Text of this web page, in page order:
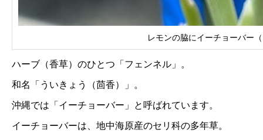
レモンの脇にイーチョーバー
ハーブ（香草）のひとつ「フェンネル」。
和名「ういきょう（茴香）」。
沖縄では「イーチョーバー」と呼ばれています。
イーチョーバーは、地中海原産のセリ科の多年草。